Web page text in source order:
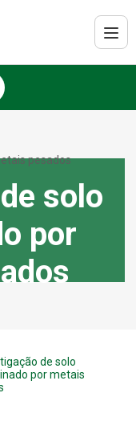
pesados
solo
por